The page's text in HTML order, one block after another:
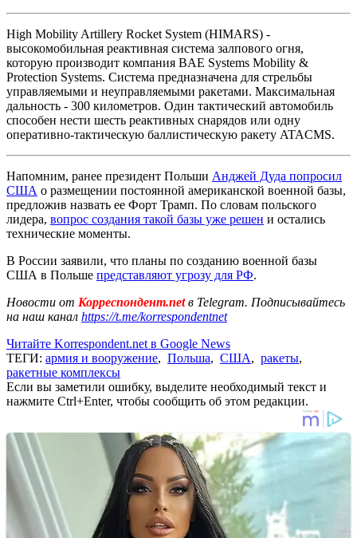
High Mobility Artillery Rocket System (HIMARS) -
высокомобильная реактивная система залпового огня,
которую производит компания BAE Systems Mobility &
Protection Systems. Система предназначена для стрельбы
управляемыми и неуправляемыми ракетами. Максимальная
дальность - 300 километров. Один тактический автомобиль
способен нести шесть реактивных снарядов или одну
оперативно-тактическую баллистическую ракету ATACMS.
Напомним, ранее президент Польши Анджей Дуда попросил
США о размещении постоянной американской военной базы,
предложив назвать ее Форт Трамп. По словам польского
лидера, вопрос создания такой базы уже решен и остались
технические моменты.
В России заявили, что планы по созданию военной базы
США в Польше представляют угрозу для РФ.
Новости от Корреспондент.netв Telegram. Подписывайтесь
на наш канал https://t.me/korrespondentnet
Читайте Korrespondent.net в Google News
ТЕГИ: армия и вооружение, Польша, США, ракеты,
ракетные комплексы
Если вы заметили ошибку, выделите необходимый текст и
нажмите Ctrl+Enter, чтобы сообщить об этом редакции.